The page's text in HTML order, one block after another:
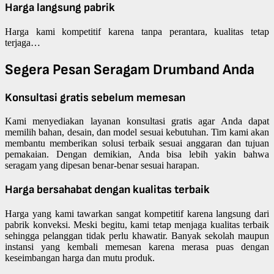
Harga langsung pabrik
Harga kami kompetitif karena tanpa perantara, kualitas tetap
terjaga…
Segera Pesan Seragam Drumband Anda
Konsultasi gratis sebelum memesan
Kami menyediakan layanan konsultasi gratis agar Anda dapat
memilih bahan, desain, dan model sesuai kebutuhan. Tim kami akan
membantu memberikan solusi terbaik sesuai anggaran dan tujuan
pemakaian. Dengan demikian, Anda bisa lebih yakin bahwa
seragam yang dipesan benar-benar sesuai harapan.
Harga bersahabat dengan kualitas terbaik
Harga yang kami tawarkan sangat kompetitif karena langsung dari
pabrik konveksi. Meski begitu, kami tetap menjaga kualitas terbaik
sehingga pelanggan tidak perlu khawatir. Banyak sekolah maupun
instansi yang kembali memesan karena merasa puas dengan
keseimbangan harga dan mutu produk.